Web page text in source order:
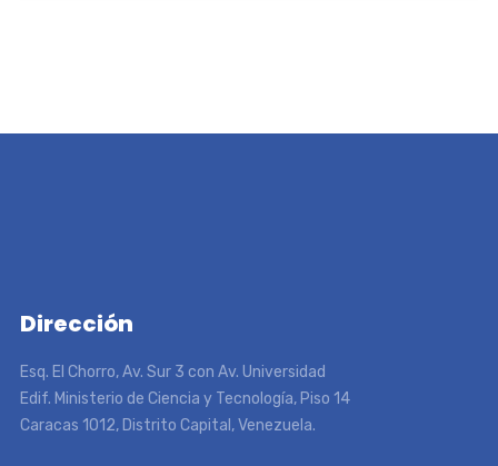
Dirección
Esq. El Chorro, Av. Sur 3 con Av. Universidad
Edif. Ministerio de Ciencia y Tecnología, Piso 14
Caracas 1012, Distrito Capital, Venezuela.